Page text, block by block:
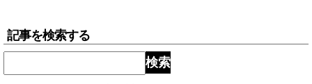
記事を検索する
検索